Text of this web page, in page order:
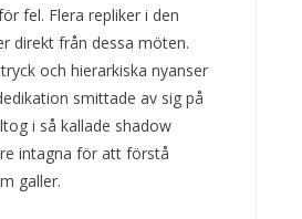
fel. Flera repliker i den
direkt från dessa möten.
och hierarkiska nyanser
smittade av sig på
i så kallade shadow
intagna för att förstå
galler.